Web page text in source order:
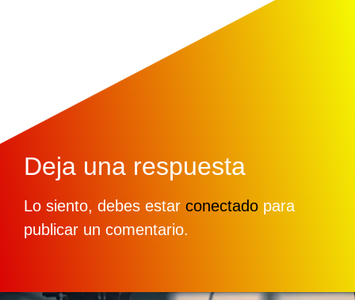
Deja una respuesta
Lo siento, debes estar conectado para
publicar un comentario.